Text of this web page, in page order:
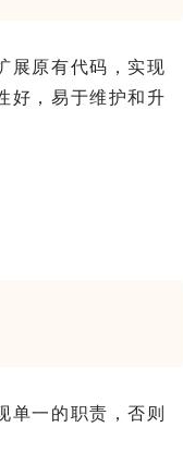
展原有代码，实现
好，易于维护和升
单一的职责，否则